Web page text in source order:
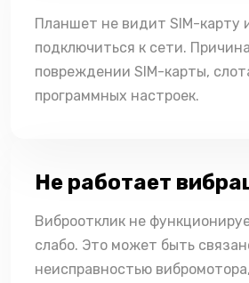
Планшет не видит SIM-карту
подключиться к сети.
повреждении SIM-карты,
программных настроек.
Не работает
Виброотклик не
слабо. Это может быть
неисправностью